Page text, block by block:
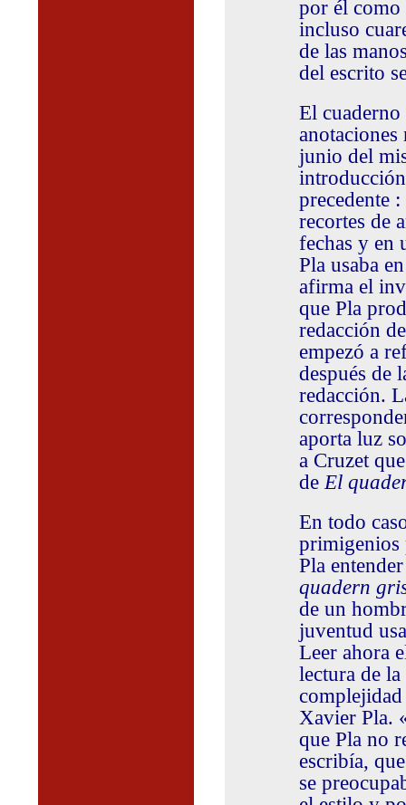
por él como
incluso
de las
del escrito
El
anotaciones
junio del
precedente
recortes de
fechas y en
Pla usaba
afirma el
que Pla
redacción
empezó a
después de
redacción.
aporta luz
a Cruzet
deEl
En todo
primigenios
Pla
quadern
de un
juventud
Leer ahora
lectura de
complejidad
Xavier Pla.
que Pla no
escribía,
se